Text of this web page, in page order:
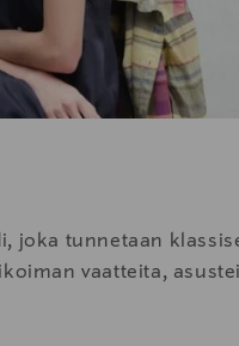
joka tunnetaan
vaatteita,